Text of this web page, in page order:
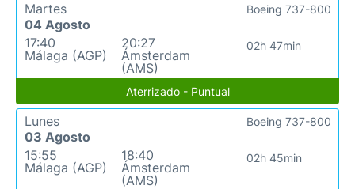
Martes
04 Agosto
17:40
Málaga (AGP)
20:27
Ámsterdam
(AMS)
02h 47min
Boeing 737-800
Aterrizado - Puntual
Lunes
03 Agosto
15:55
Málaga (AGP)
18:40
Ámsterdam
(AMS)
02h 45min
Boeing 737-800